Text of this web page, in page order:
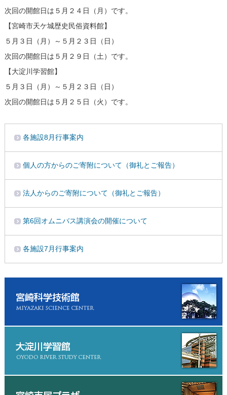
次回の開館日は５月２４日（月）です。
【宮崎市天ケ城歴史民俗資料館】
５月３日（月）～５月２３日（日）
次回の開館日は５月２９日（土）です。
【大淀川学習館】
５月３日（月）～５月２３日（日）
次回の開館日は５月２５日（火）です。
各施設8月行事案内
個人の方からのご寄附について（御礼とご報告）
法人からのご寄附について（御礼とご報告）
第6回オムニバス講演会の開催について
各施設7月行事案内